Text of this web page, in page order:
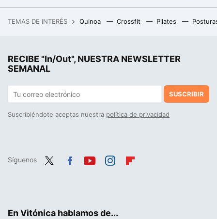
TEMAS DE INTERÉS Quinoa Crossfit Pilates
RECIBE "In/Out", NUESTRA NEWSLETTER
SEMANAL
SUSCRIBIR
Suscribiéndote aceptas nuestra política de privacidad
Síguenos
En Vitónica hablamos de...